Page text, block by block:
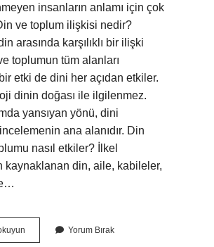
insanların anlamı için çok
ve toplum ilişkisi nedir?
arasında karşılıklı bir ilişki
toplumun tüm alanları
etki de dini her açıdan etkiler.
dinin doğası ile ilgilenmez.
yansıyan yönü, dini
ana alanıdır. Din
nasıl etkiler? İlkel
kaynaklanan din, aile, kabileler,
Birey
Yorum Bırak